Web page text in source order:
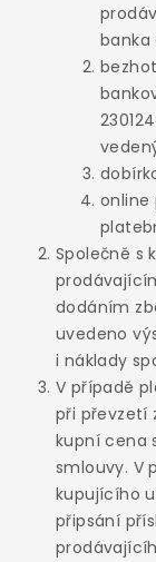
banka
online
Společně s
dodáním
uvedeno
i náklady
V případě
při převzetí
kupní cena
smlouvy. V
kupujícího
připsání